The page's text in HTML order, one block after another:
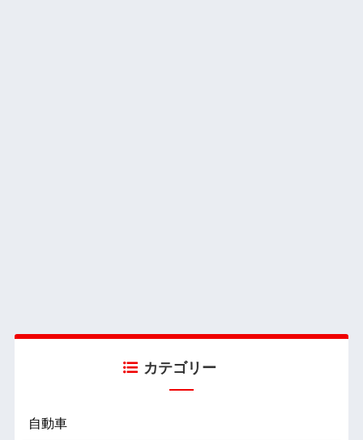
カテゴリー
自動車